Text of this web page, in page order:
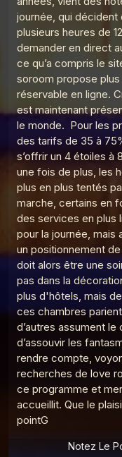
journée, qui décident
plusieurs heures de
demander en direct
ce qu’a compris le
soroom propose
réservable en ligne.
est maintenant
le monde. Pour les
des tarifs de 35 à
s’offrir un 4 étoiles à
une fois de plus, les
plus en plus tentés
marche, certains en
des services en plus
pour la journée, mais
un positionnement
doit alors être une
pas dans la
plus d'hôtels, mais
ces chambres
d’autres assument
d’assouvir les
rendre compte,
recherches de love
ce programme et
accueillit. Que le
pointG
Notez Le